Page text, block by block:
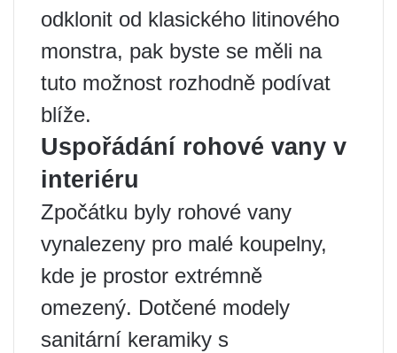
odklonit od klasického litinového
monstra, pak byste se měli na
tuto možnost rozhodně podívat
blíže.
Uspořádání rohové vany v
interiéru
Zpočátku byly rohové vany
vynalezeny pro malé koupelny,
kde je prostor extrémně
omezený. Dotčené modely
sanitární keramiky s